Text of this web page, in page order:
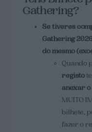
Gathering?
Se tiveres
Gathering
do mesmo
Quando
registo
anexar o
MUITO
bilhete,
fazer o